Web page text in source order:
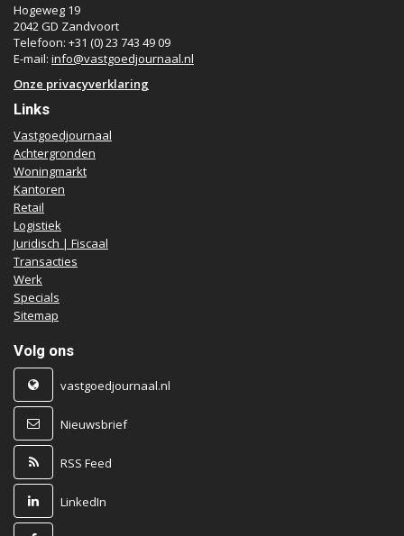
Hogeweg 19
2042 GD Zandvoort
Telefoon: +31 (0) 23 743 49 09
E-mail: info@vastgoedjournaal.nl
Onze privacyverklaring
Links
Vastgoedjournaal
Achtergronden
Woningmarkt
Kantoren
Retail
Logistiek
Juridisch | Fiscaal
Transacties
Werk
Specials
Sitemap
Volg ons
vastgoedjournaal.nl
Nieuwsbrief
RSS Feed
LinkedIn